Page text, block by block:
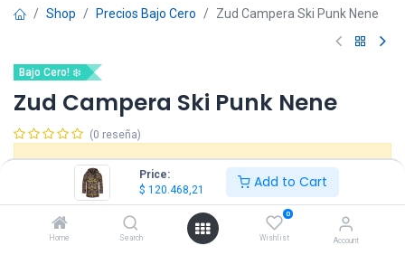
Price:
$ 120.468,21 Add to Cart
Home Search
0
Wishlist Account
Shop Precios Bajo Cero Zud Campera Ski Punk Nene
Bajo Cero! ❄️
Zud Campera Ski Punk Nene
(0 reseña)
Este producto ya no está disponible.